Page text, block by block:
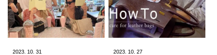
2023. 10. 31 2023. 10. 27